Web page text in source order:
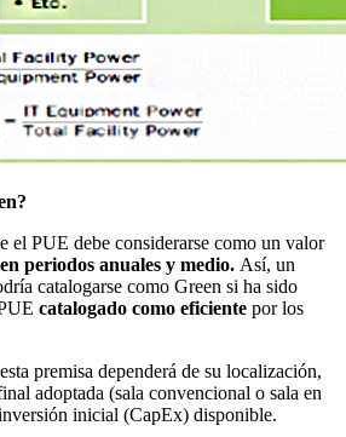
el PUE debe considerarse como un valor
periodos anuales y medio. Así, un
catalogarse como Green si ha sido
catalogado como eficiente por los
premisa dependerá de su localización,
adoptada (sala convencional o sala en
inicial (CapEx) disponible.